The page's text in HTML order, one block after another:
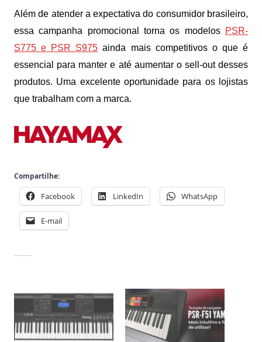
Além de atender a expectativa do consumidor brasileiro,
essa campanha promocional torna os modelos PSR-
S775 e PSR S975 ainda mais competitivos o que é
essencial para manter e até aumentar o sell-out desses
produtos. Uma excelente oportunidade para os lojistas
que trabalham com a marca.
Compartilhe:
Facebook LinkedIn WhatsApp
E-mail